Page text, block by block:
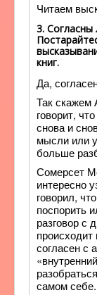
Читаем
3. Согласны
книг.
Да,
Так
говорит,
снова и
мысли или
больше
Сомерсет
интересно
говорил,
поспорить
разговор с
согласен с
самом себе.